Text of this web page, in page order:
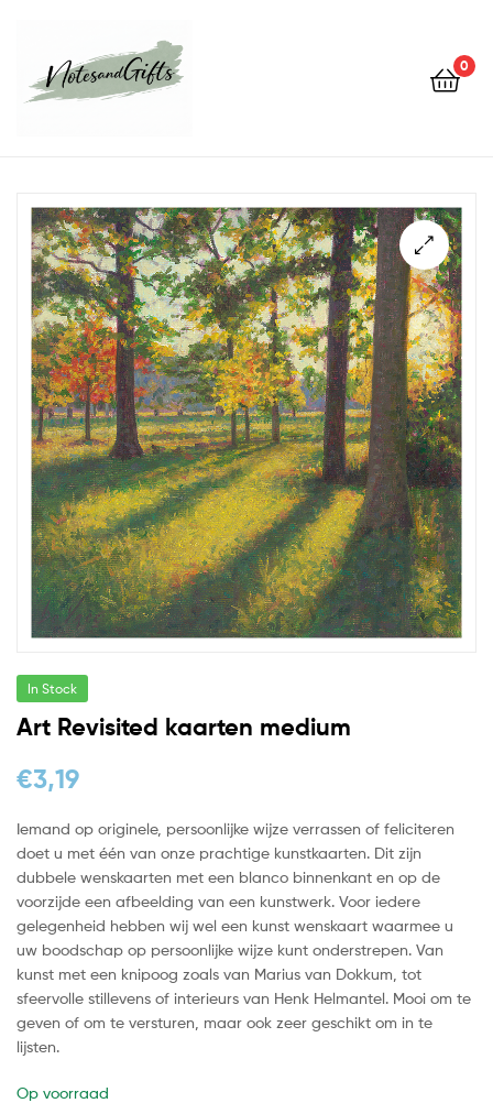
0
In Stock
Art Revisited kaarten medium
€3,19
Iemand op originele, persoonlijke wijze verrassen of feliciteren
doet u met één van onze prachtige kunstkaarten. Dit zijn
dubbele wenskaarten met een blanco binnenkant en op de
voorzijde een afbeelding van een kunstwerk. Voor iedere
gelegenheid hebben wij wel een kunst wenskaart waarmee u
uw boodschap op persoonlijke wijze kunt onderstrepen. Van
kunst met een knipoog zoals van Marius van Dokkum, tot
sfeervolle stillevens of interieurs van Henk Helmantel. Mooi om te
geven of om te versturen, maar ook zeer geschikt om in te
lijsten.
Op voorraad